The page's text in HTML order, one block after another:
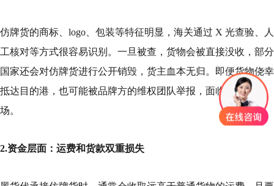
仿牌货的商标、logo、包装等特征明显，海关通过 X 光查验、人
工核对等方式很容易识别。一旦被查，货物会被直接没收，部分
国家还会对仿牌货进行公开销毁，货主血本无归。即便货物侥幸
抵达目的港，也可能被品牌方的维权团队举报，面临同样的下
场。
2.资金层面：运费和货款双重损失